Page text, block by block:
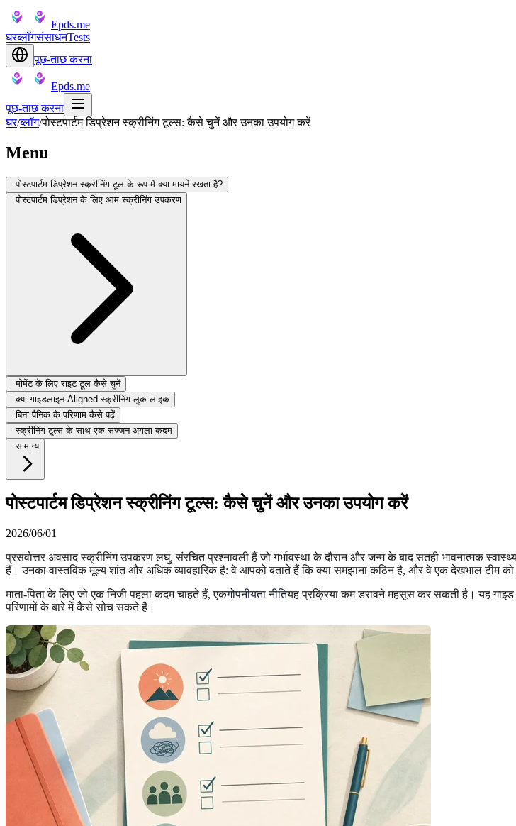
Epds.me
घरब्लॉगसंसाधनTests
पूछ-ताछ करना
Epds.me
पूछ-ताछ करना
घर/ब्लॉग/पोस्टपार्टम डिप्रेशन स्क्रीनिंग टूल्स: कैसे चुनें और उनका उपयोग करें
Menu
पोस्टपार्टम डिप्रेशन स्क्रीनिंग टूल के रूप में क्या मायने रखता है?
पोस्टपार्टम डिप्रेशन के लिए आम स्क्रीनिंग उपकरण
मोमेंट के लिए राइट टूल कैसे चुनें
क्या गाइडलाइन-Aligned स्क्रीनिंग लुक लाइक
बिना पैनिक के परिणाम कैसे पढ़ें
स्क्रीनिंग टूल्स के साथ एक सज्जन अगला कदम
सामान्य
पोस्टपार्टम डिप्रेशन स्क्रीनिंग टूल्स: कैसे चुनें और उनका उपयोग करें
2026/06/01
प्रसवोत्तर अवसाद स्क्रीनिंग उपकरण लघु, संरचित प्रश्नावली हैं जो गर्भावस्था के दौरान और जन्म के बाद सतही भावनात्मक
हैं। उनका वास्तविक मूल्य शांत और अधिक व्यावहारिक है: वे आपको बताते हैं कि क्या समझाना कठिन है, और वे एक देखभाल टीम
माता-पिता के लिए जो एक निजी पहला कदम चाहते हैं, एकगोपनीयता नीतियह प्रक्रिया कम डरावने महसूस कर सकती है। यह
परिणामों के बारे में कैसे सोच सकते हैं।